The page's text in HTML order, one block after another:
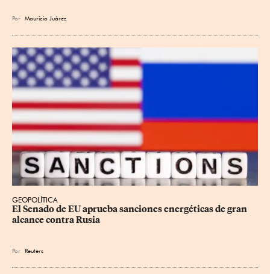
Por Mauricio Juárez
GEOPOLÍTICA
El Senado de EU aprueba sanciones energéticas de gran
alcance contra Rusia
Por Reuters